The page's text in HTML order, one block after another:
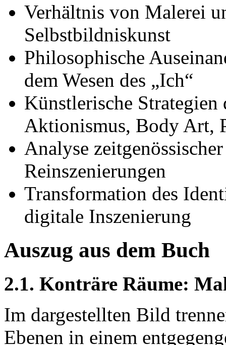
Verhältnis von Malerei
Selbstbildniskunst
Philosophische
dem Wesen des „Ich“
Künstlerische
Aktionismus, Body Art,
Analyse
Reinszenierungen
Transformation des
digitale Inszenierung
Auszug aus dem Buch
2.1. Konträre Räume:
Im dargestellten Bild
Ebenen in einem